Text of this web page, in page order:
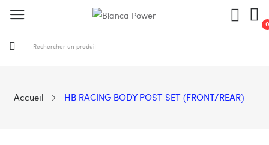
0
Accueil HB RACING BODY POST SET (FRONT/REAR)